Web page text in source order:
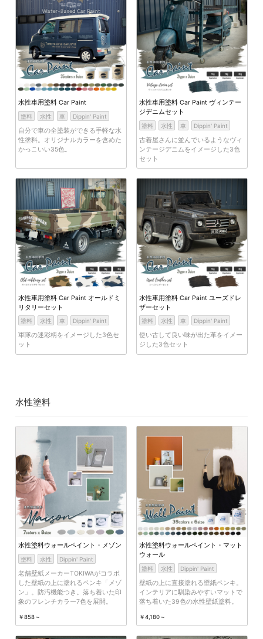
水性車用塗料 Car Paint
塗料 水性 車 Dippin' Paint
自分で車の全塗装ができる手軽な水
性塗料。オリジナルカラーを含めた
かっこいい35色。
水性車用塗料 Car Paint ヴィンテー
ジデニムセット
塗料 水性 車 Dippin' Paint
古着屋さんに並んでいるようなヴィ
ンテージデニムをイメージした3色
セット
水性車用塗料 Car Paint オールドミ
リタリーセット
塗料 水性 車 Dippin' Paint
軍隊の迷彩柄をイメージした3色セ
ット
水性車用塗料 Car Paint ユーズドレ
ザーセット
塗料 水性 車 Dippin' Paint
使い古して良い味が出た革をイメー
ジした3色セット
水性塗料
水性塗料ウォールペイント・メゾン
塗料 水性 Dippin' Paint
老舗壁紙メーカーTOKIWAがコラボ
した壁紙の上に塗れるペンキ「メゾ
ン」。防汚機能つき。落ち着いた印
象のフレンチカラー7色を展開。
￥858～
水性塗料ウォールペイント・マット
ウォール
塗料 水性 Dippin' Paint
壁紙の上に直接塗れる壁紙ペンキ。
インテリアに馴染みやすいマットで
落ち着いた39色の水性壁紙塗料。
￥4,180～